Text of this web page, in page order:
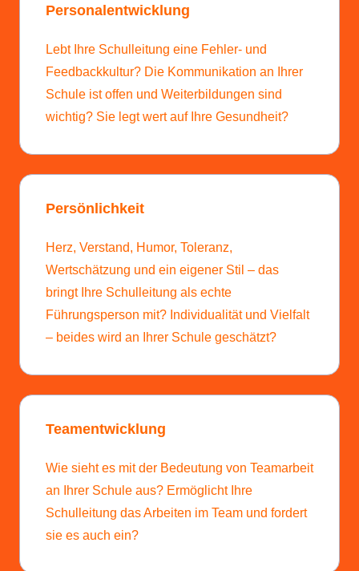
Personalentwicklung
Lebt Ihre Schulleitung eine Fehler- und
Feedbackkultur? Die Kommunikation an Ihrer
Schule ist offen und Weiterbildungen sind
wichtig? Sie legt wert auf Ihre Gesundheit?
Persönlichkeit
Herz, Verstand, Humor, Toleranz,
Wertschätzung und ein eigener Stil – das
bringt Ihre Schulleitung als echte
Führungsperson mit? Individualität und Vielfalt
– beides wird an Ihrer Schule geschätzt?
Teamentwicklung
Wie sieht es mit der Bedeutung von Teamarbeit
an Ihrer Schule aus? Ermöglicht Ihre
Schulleitung das Arbeiten im Team und fordert
sie es auch ein?